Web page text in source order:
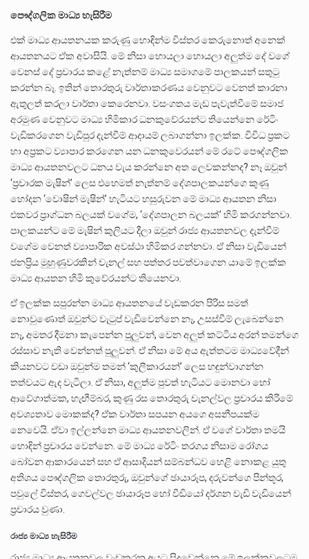
පෞද්ගලික මාධ්‍ය හැසිරීම
එක් මාධ්‍ය ආයතනයක කරුණු හොඳින්ම විස්තර කෙරුනොත් අනෙක්
ආයතනයට ඒක අවාසියි. මේ නිසා හොයලා හොයලා අලුත්ම දේ වගේ
වෙනස් දේ ප්‍රචාරය කළේ නැත්නම් මාධ්‍ය සමාගමේ පාලකයන් සතුටු
කරන්න බෑ. ඉතින් තොරතුරු වාර්තාකරණය වෙනුවට වෙනත් කාරනා
ඇතුලත් කරලා වාර්තා කෙරෙනවා. වසංගතය මැඩ පැවැත්වීමේ සමාජ
අරමුණ වෙනුවට මාධ්‍ය හිමිකාර ධනකුවේරයන්ට තියෙන්නෙ රේටිං
වැඩිකරගෙන වැඩිපුර දැන්වීම් ආදායම් ලබාගන්නා ඉලක්ක. විවිධ ප්‍රකට
හා අප්‍රකට ව්‍යාපාර කරගෙන යන ධනකුවෙරයන් මේ රටේ පෞද්ගලික
මාධ්‍ය ආයතනවලට ධනය වැය කරන්නෙ අත ලෙවකන්නද? නෑ ඔවුන්
‘ප්‍රචාරක මැෂින්’ ලෙස එහෙමත් නැත්නම් දේශපාලකයන්ගෙ කුණු
හෝදන ‘වොෂින් මැෂින්’ හැටියට හසුරුවන මේ මාධ්‍ය ආයතන නිසා
එකවර ප්‍රාග්ධන බලයක් වගේම, ‘දේශපාලන බලයක්’ හිමි කරගන්නවා.
පාලකයන්ට මේ මැෂින් කුලියට දීලා ඔවුන් රාජ්‍ය ආයතනවල දැන්වීම්
වගේම වෙනත් ව්‍යාපාරික අවස්ථා හිමිකර ගන්නවා. ඒ නිසා වැඩියෙන්
ජනප්‍රිය මුහුණුවරකින් චැනල් සහ පත්තර පවත්වාගෙන යාමේ ඉලක්ක
මාධ්‍ය ආයතන හිමි කුවේරයන්ට තියෙනවා.
ඒ ඉලක්ක සපුරන්න මාධ්‍ය ආයතනයේ වැඩකරන පිරිස සමත්
නොවුණොත් ඔවුන්ට වැටුප් වැඩිවෙන්නෙ නෑ, උසස්වීම් ලැබෙන්නෙ
නෑ, අමතර දීමනා කැපෙන්න පුලුවන්, වෙන අලුත් කට්ටිය අරන් තමන්ගෙ
රස්සාව නැති වෙන්නත් පුලුවන්. ඒ නිසා මේ අය ඇත්තටම මාධ්‍යවේදීන්
කියනවට වඩා ඔවුන්ම තමන් ‘කුලීකාරයන්’ ලෙස හඳුන්වාගන්න
තත්වයට ඇද වැටිලා. ඒ නිසා, අලුත්ම පුවත් හැටියට මොනවා හෝ
ආවේගාත්මක, හැඟීම්බර, කුණු රස තොරතුරු චැනල්වල ප්‍රචාරය කිරීමේ
අවශ්‍යතාව මොකක්ද? ඒක වාර්තා සපයන අයගෙ අසනීපයක්ම
නෙවෙයි. ඒවා ඉල්ලන්නෙ මාධ්‍ය ආයතනවලින්. ඒ වගේ වාර්තා තමයි
හොඳින් ප්‍රචාරය වෙන්නෙ. මේ මාධ්‍ය රේටිං තරගය නිසාම රෝගය
බෝවන ආකාරයෙන් සහ ඒ ආසාදියන් සම්බන්ධව හෙළි නොකළ යුතු
අතිශය පෞද්ගලික තොරතුරු, ඔවුන්ගේ ඡායාරූප, දරුවන්ගෙ පින්තූර,
පවුලේ විස්තර, ගෙවල්වල ඡායාරූප හෝ වීඩියෝ දර්ශන වැඩි වැඩියෙන්
ප්‍රචාරය වුණා.
රාජ්‍ය මාධ්‍ය හැසිරීම